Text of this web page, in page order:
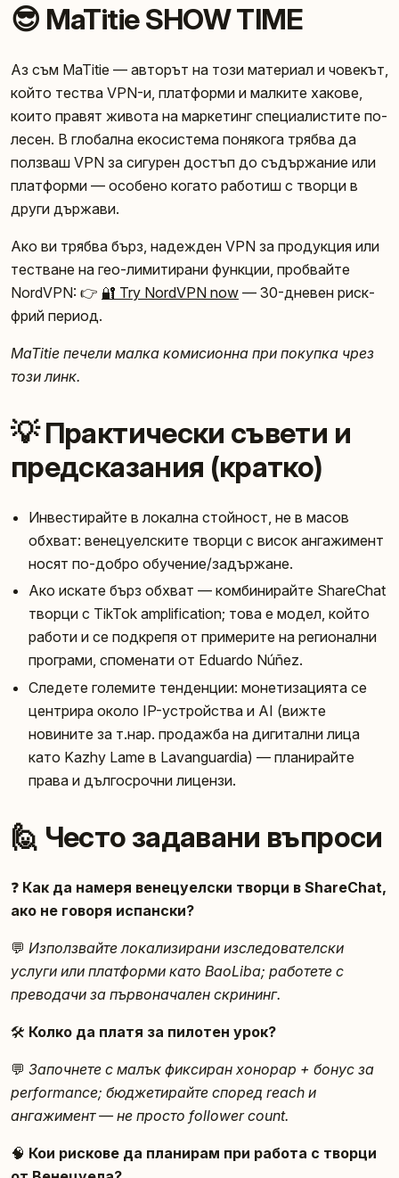
😎 MaTitie SHOW TIME
Аз съм MaTitie — авторът на този материал и човекът,
който тества VPN-и, платформи и малките хакове,
които правят живота на маркетинг специалистите по-
лесен. В глобална екосистема понякога трябва да
ползваш VPN за сигурен достъп до съдържание или
платформи — особено когато работиш с творци в
други държави.
Ако ви трябва бърз, надежден VPN за продукция или
тестване на гео-лимитирани функции, пробвайте
NordVPN: 👉 🔐 Try NordVPN now — 30-дневен риск-
фрий период.
MaTitie печели малка комисионна при покупка чрез
този линк.
💡 Практически съвети и
предсказания (кратко)
Инвестирайте в локална стойност, не в масов
обхват: венецуелските творци с висок ангажимент
носят по-добро обучение/задържане.
Ако искате бърз обхват — комбинирайте ShareChat
творци с TikTok amplification; това е модел, който
работи и се подкрепя от примерите на регионални
програми, споменати от Eduardo Núñez.
Следете големите тенденции: монетизацията се
центрира около IP-устройства и AI (вижте
новините за т.нар. продажба на дигитални лица
като Kazhy Lame в Lavanguardia) — планирайте
права и дългосрочни лицензи.
🙋 Често задавани въпроси
❓ Как да намеря венецуелски творци в ShareChat,
ако не говоря испански?
💬 Използвайте локализирани изследователски
услуги или платформи като BaoLiba; работете с
преводачи за първоначален скрининг.
🛠️ Колко да платя за пилотен урок?
💬 Започнете с малък фиксиран хонорар + бонус за
performance; бюджетирайте според reach и
ангажимент — не просто follower count.
🧠 Кои рискове да планирам при работа с творци